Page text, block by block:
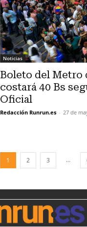
Noticias
Boleto del Metro
costará 40 Bs
Oficial
Redacción Runrun.es - 27 de
1 2 3 ...